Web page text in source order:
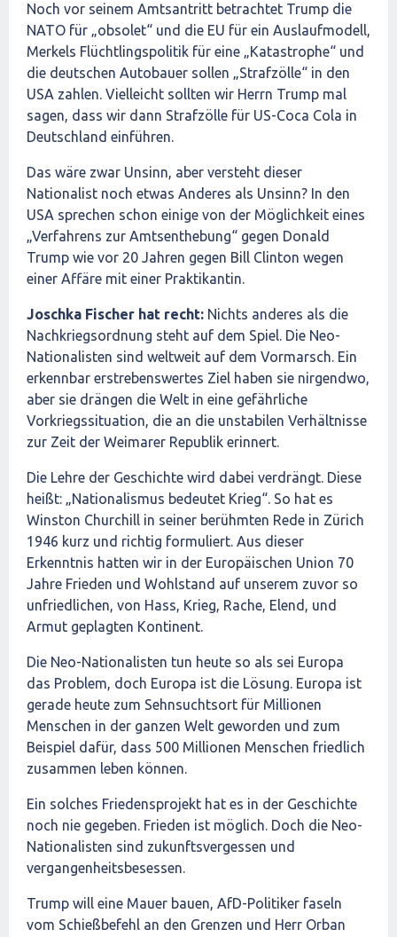
Noch vor seinem Amtsantritt betrachtet Trump die
NATO für „obsolet“ und die EU für ein Auslaufmodell,
Merkels Flüchtlingspolitik für eine „Katastrophe“ und
die deutschen Autobauer sollen „Strafzölle“ in den
USA zahlen. Vielleicht sollten wir Herrn Trump mal
sagen, dass wir dann Strafzölle für US-Coca Cola in
Deutschland einführen.
Das wäre zwar Unsinn, aber versteht dieser
Nationalist noch etwas Anderes als Unsinn? In den
USA sprechen schon einige von der Möglichkeit eines
„Verfahrens zur Amtsenthebung“ gegen Donald
Trump wie vor 20 Jahren gegen Bill Clinton wegen
einer Affäre mit einer Praktikantin.
Joschka Fischer hat recht: Nichts anderes als die
Nachkriegsordnung steht auf dem Spiel. Die Neo-
Nationalisten sind weltweit auf dem Vormarsch. Ein
erkennbar erstrebenswertes Ziel haben sie nirgendwo,
aber sie drängen die Welt in eine gefährliche
Vorkriegssituation, die an die unstabilen Verhältnisse
zur Zeit der Weimarer Republik erinnert.
Die Lehre der Geschichte wird dabei verdrängt. Diese
heißt: „Nationalismus bedeutet Krieg“. So hat es
Winston Churchill in seiner berühmten Rede in Zürich
1946 kurz und richtig formuliert. Aus dieser
Erkenntnis hatten wir in der Europäischen Union 70
Jahre Frieden und Wohlstand auf unserem zuvor so
unfriedlichen, von Hass, Krieg, Rache, Elend, und
Armut geplagten Kontinent.
Die Neo-Nationalisten tun heute so als sei Europa
das Problem, doch Europa ist die Lösung. Europa ist
gerade heute zum Sehnsuchtsort für Millionen
Menschen in der ganzen Welt geworden und zum
Beispiel dafür, dass 500 Millionen Menschen friedlich
zusammen leben können.
Ein solches Friedensprojekt hat es in der Geschichte
noch nie gegeben. Frieden ist möglich. Doch die Neo-
Nationalisten sind zukunftsvergessen und
vergangenheitsbesessen.
Trump will eine Mauer bauen, AfD-Politiker faseln
vom Schießbefehl an den Grenzen und Herr Orban